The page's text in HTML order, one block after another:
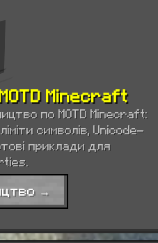
Minecraft
по MOTD Minecraft:
символів, Unicode-
приклади для
→